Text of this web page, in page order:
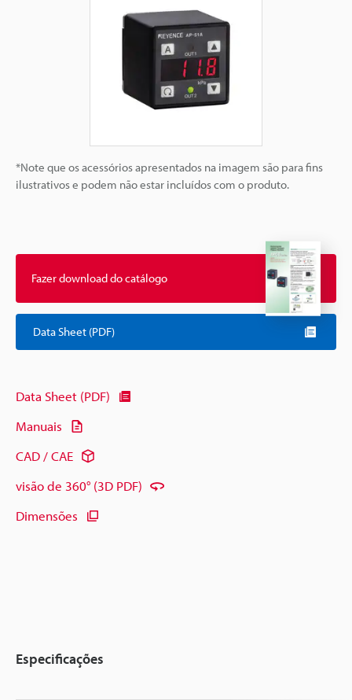
*Note que os acessórios apresentados na imagem são para fins
ilustrativos e podem não estar incluídos com o produto.
Fazer download do catálogo
Data Sheet (PDF)
Data Sheet (PDF)
Manuais
CAD / CAE
visão de 360° (3D PDF)
Dimensões
Especificações